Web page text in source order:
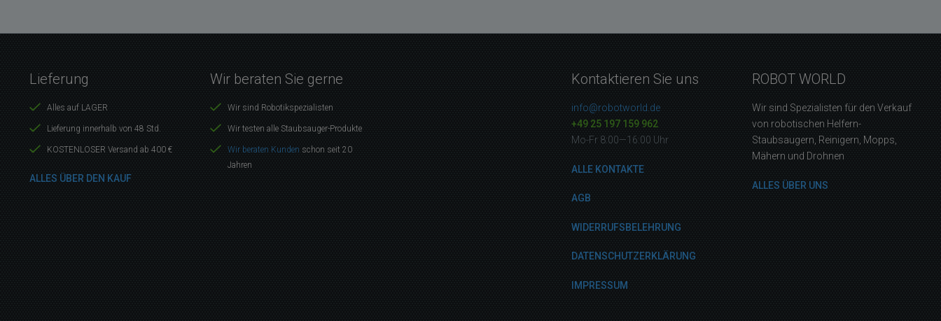
Lieferung
Alles auf LAGER
Lieferung innerhalb von 48 Std.
KOSTENLOSER Versand ab 400 €
ALLES ÜBER DEN KAUF
Wir beraten Sie gerne
Wir sind Robotikspezialisten
Wir testen alle Staubsauger-Produkte
Wir beraten Kunden schon seit 20
Jahren
Kontaktieren Sie uns
info@robotworld.de
+49 25 197 159 962
Mo-Fr 8:00—16:00 Uhr
ALLE KONTAKTE
AGB
WIDERRUFSBELEHRUNG
DATENSCHUTZERKLÄRUNG
IMPRESSUM
ROBOT WORLD
Wir sind Spezialisten für den Verkauf
von robotischen Helfern-
Staubsaugern, Reinigern, Mopps,
Mähern und Drohnen
ALLES ÜBER UNS